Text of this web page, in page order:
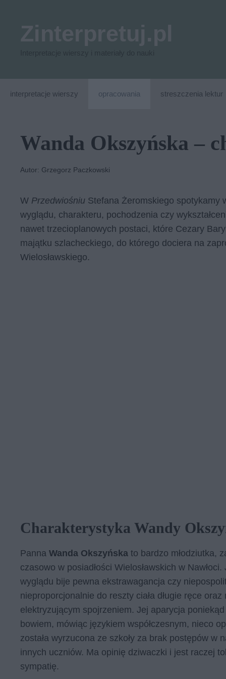
interpretacje wierszy opracowania streszczenia lektur
Wanda Okszyńska –
Autor: Grzegorz Paczkowski
W Przedwiośniu Stefana Żeromskiego spotykamy
wyglądu, charakteru, pochodzenia czy
nawet trzecioplanowych postaci, które Cezary
majątku szlacheckiego, do którego dociera na
Wielosławskiego.
Charakterystyka Wandy
Panna Wanda Okszyńska to bardzo młodziutka,
czasowo w posiadłości Wielosławskich w
wyglądu bije pewna ekstrawagancja czy
nieproporcjonalnie do reszty ciała długie ręce
elektryzującym spojrzeniem. Jej aparycja
bowiem, mówiąc językiem współczesnym, nieco
została wyrzucona ze szkoły za brak postępów
innych uczniów. Ma opinię dziwaczki i jest raczej
sympatię.